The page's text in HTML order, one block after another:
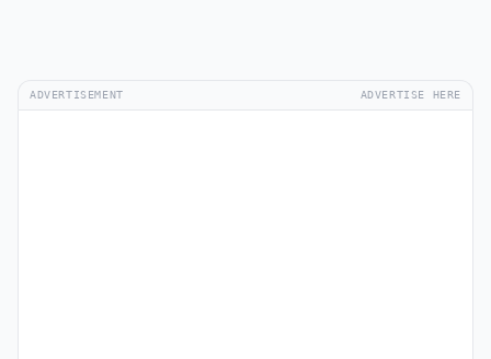
ADVERTISEMENT ADVERTISE HERE